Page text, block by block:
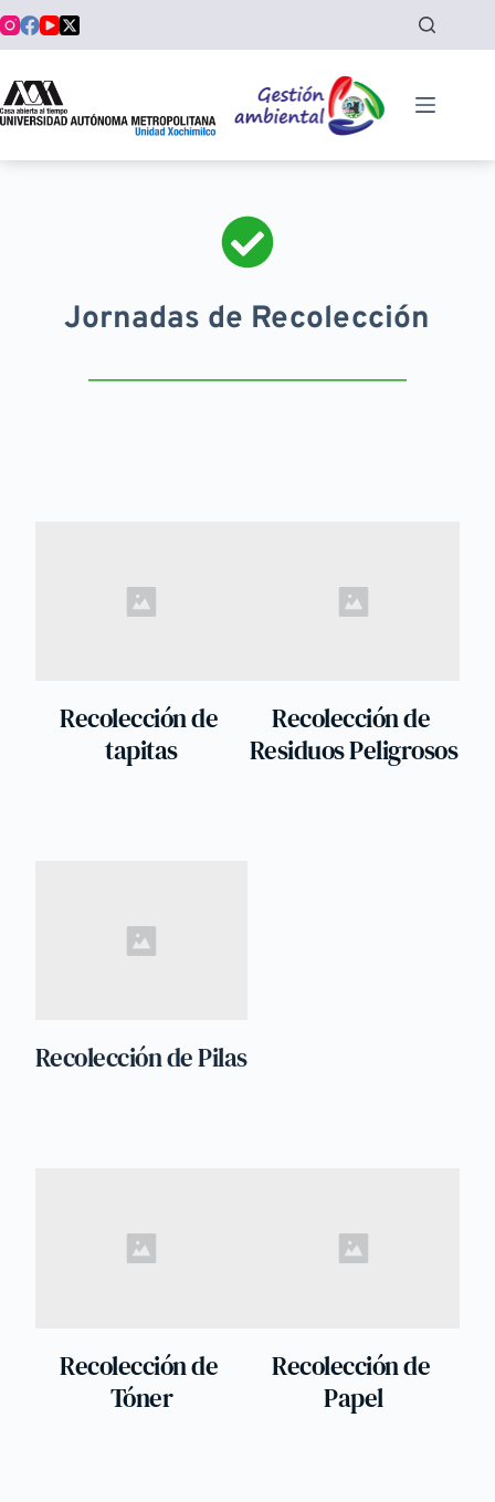
al
contenido
Jornadas de Recolección
Recolección de
tapitas
Recolección de
Residuos Peligrosos
Recolección de Pilas
Recolección de
Tóner
Recolección de
Papel